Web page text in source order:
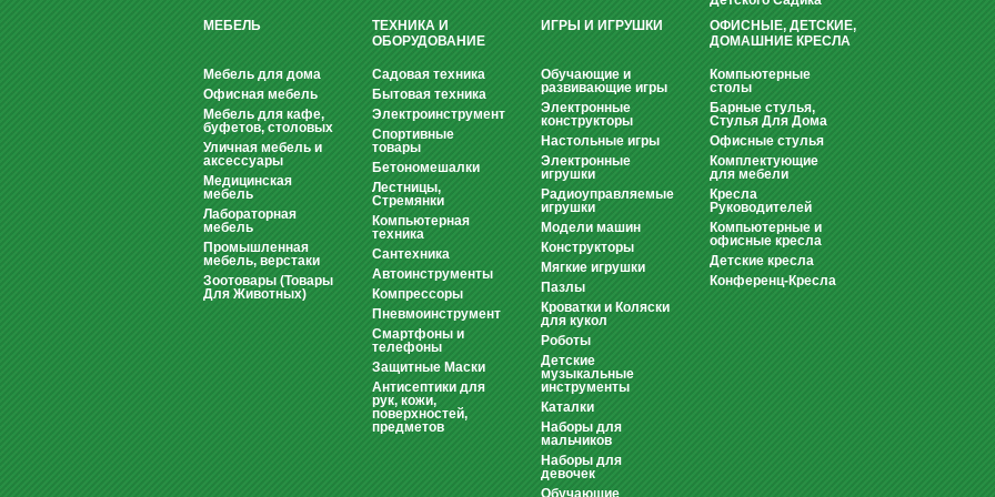
МЕБЕЛЬ
Мебель для дома
Офисная мебель
Мебель для кафе,
буфетов, столовых
Уличная мебель и
аксессуары
Медицинская
мебель
Лабораторная
мебель
Промышленная
мебель, верстаки
Зоотовары (Товары
Для Животных)
ТЕХНИКА И
ОБОРУДОВАНИЕ
Садовая техника
Бытовая техника
Электроинструмент
Спортивные
товары
Бетономешалки
Лестницы,
Стремянки
Компьютерная
техника
Сантехника
Автоинструменты
Компрессоры
Пневмоинструмент
Смартфоны и
телефоны
Защитные Маски
Антисептики для
рук, кожи,
поверхностей,
предметов
ИГРЫ И ИГРУШКИ
Обучающие и
развивающие игры
Электронные
конструкторы
Настольные игры
Электронные
игрушки
Радиоуправляемые
игрушки
Модели машин
Конструкторы
Мягкие игрушки
Пазлы
Кроватки и Коляски
для кукол
Роботы
Детские
музыкальные
инструменты
Каталки
Наборы для
мальчиков
Наборы для
девочек
Обучающие
ОФИСНЫЕ, ДЕТСКИЕ,
ДОМАШНИЕ КРЕСЛА
Компьютерные
столы
Барные стулья,
Стулья Для Дома
Офисные стулья
Комплектующие
для мебели
Кресла
Руководителей
Компьютерные и
офисные кресла
Детские кресла
Конференц-Кресла